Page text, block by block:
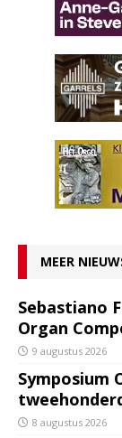
MEER
Sebastiano
Organ
9 augustus 2026
Symposium
8 augustus 2026